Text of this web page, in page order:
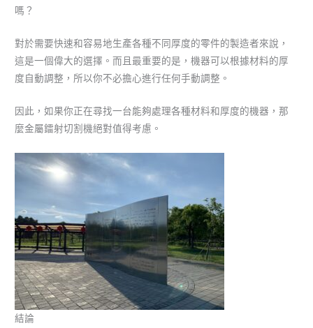
嗎？
對於需要快速和容易地生產各種不同厚度的零件的製造者來說，
這是一個偉大的選擇。而且最重要的是，機器可以根據材料的厚
度自動調整，所以你不必擔心進行任何手動調整。
因此，如果你正在尋找一台能夠處理各種材料和厚度的機器，那
麼金屬鐳射切割機絕對值得考慮。
結論